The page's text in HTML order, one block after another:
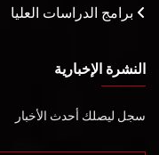
برامج الدراسات العليا
النشرة الإخبارية
سجل ليصلك أحدث الأخبار